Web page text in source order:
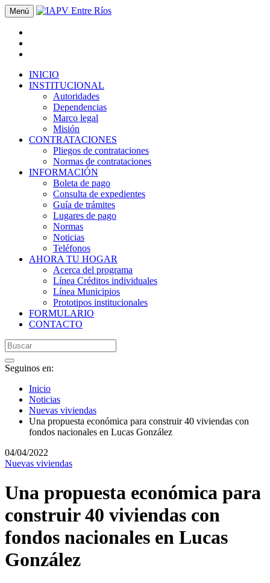
Menú
INICIO
INSTITUCIONAL
Autoridades
Dependencias
Marco legal
Misión
CONTRATACIONES
Pliegos de contrataciones
Normas de contrataciones
INFORMACIÓN
Boleta de pago
Consulta de expedientes
Guía de trámites
Lugares de pago
Normas
Noticias
Teléfonos
AHORA TU HOGAR
Acerca del programa
Línea Créditos individuales
Línea Municipios
Prototipos institucionales
FORMULARIO
CONTACTO
Seguinos en:
Inicio
Noticias
Nuevas viviendas
Una propuesta económica para construir 40 viviendas con
fondos nacionales en Lucas González
04/04/2022
Nuevas viviendas
Una propuesta económica para
construir 40 viviendas con
fondos nacionales en Lucas
González